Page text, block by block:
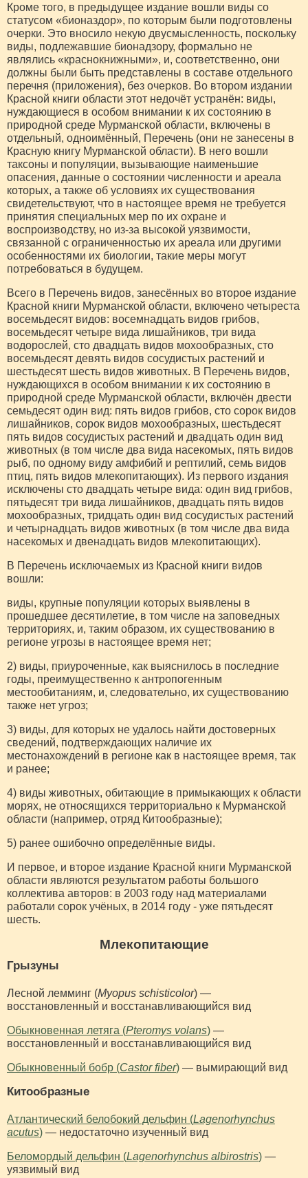
Кроме того, в предыдущее издание вошли виды со
статусом «бионаздор», по которым были подготовлены
очерки. Это вносило некую двусмысленность, поскольку
виды, подлежавшие бионадзору, формально не
являлись «краснокнижными», и, соответственно, они
должны были быть представлены в составе отдельного
перечня (приложения), без очерков. Во втором издании
Красной книги области этот недочёт устранён: виды,
нуждающиеся в особом внимании к их состоянию в
природной среде Мурманской области, включены в
отдельный, одноимённый, Перечень (они не занесены в
Красную книгу Мурманской области). В него вошли
таксоны и популяции, вызывающие наименьшие
опасения, данные о состоянии численности и ареала
которых, а также об условиях их существования
свидетельствуют, что в настоящее время не требуется
принятия специальных мер по их охране и
воспроизводству, но из-за высокой уязвимости,
связанной с ограниченностью их ареала или другими
особенностями их биологии, такие меры могут
потребоваться в будущем.
Всего в Перечень видов, занесённых во второе издание
Красной книги Мурманской области, включено четыреста
восемьдесят видов: восемнадцать видов грибов,
восемьдесят четыре вида лишайников, три вида
водорослей, сто двадцать видов мохообразных, сто
восемьдесят девять видов сосудистых растений и
шестьдесят шесть видов животных. В Перечень видов,
нуждающихся в особом внимании к их состоянию в
природной среде Мурманской области, включён двести
семьдесят один вид: пять видов грибов, сто сорок видов
лишайников, сорок видов мохообразных, шестьдесят
пять видов сосудистых растений и двадцать один вид
животных (в том числе два вида насекомых, пять видов
рыб, по одному виду амфибий и рептилий, семь видов
птиц, пять видов млекопитающих). Из первого издания
исключены сто двадцать четыре вида: один вид грибов,
пятьдесят три вида лишайников, двадцать пять видов
мохообразных, тридцать один вид сосудистых растений
и четырнадцать видов животных (в том числе два вида
насекомых и двенадцать видов млекопитающих).
В Перечень исключаемых из Красной книги видов
вошли:
виды, крупные популяции которых выявлены в
прошедшее десятилетие, в том числе на заповедных
территориях, и, таким образом, их существованию в
регионе угрозы в настоящее время нет;
2) виды, приуроченные, как выяснилось в последние
годы, преимущественно к антропогенным
местообитаниям, и, следовательно, их существованию
также нет угроз;
3) виды, для которых не удалось найти достоверных
сведений, подтверждающих наличие их
местонахождений в регионе как в настоящее время, так
и ранее;
4) виды животных, обитающие в примыкающих к области
морях, не относящихся территориально к Мурманской
области (например, отряд Китообразные);
5) ранее ошибочно определённые виды.
И первое, и второе издание Красной книги Мурманской
области являются результатом работы большого
коллектива авторов: в 2003 году над материалами
работали сорок учёных, в 2014 году - уже пятьдесят
шесть.
Млекопитающие
Грызуны
Лесной лемминг (Myopus schisticolor) —
восстановленный и восстанавливающийся вид
Обыкновенная летяга (Pteromys volans) —
восстановленный и восстанавливающийся вид
Обыкновенный бобр (Castor fiber) — вымирающий вид
Китообразные
Атлантический белобокий дельфин (Lagenorhynchus
acutus) — недостаточно изученный вид
Беломордый дельфин (Lagenorhynchus albirostris) —
уязвимый вид